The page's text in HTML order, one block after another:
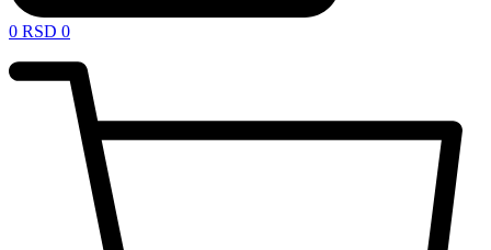
0 RSD 0